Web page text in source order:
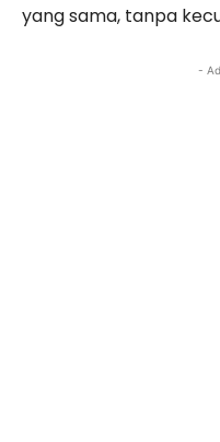
yang sama, tanpa
-